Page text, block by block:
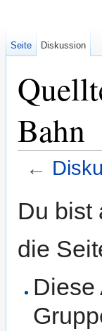
Bahn
←
Du bist
die
Diese
Seite Diskussion